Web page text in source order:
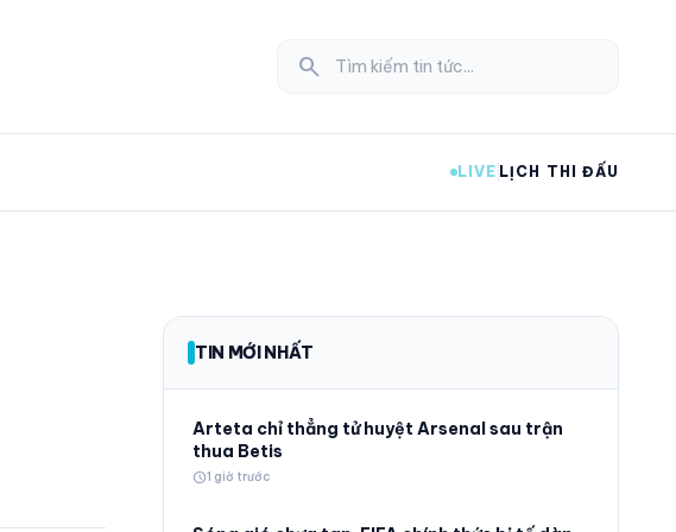
search
LIVE LỊCH THI ĐẤU
TIN MỚI NHẤT
Arteta chỉ thẳng tử huyệt Arsenal sau trận
thua Betis
schedule1 giờ trước